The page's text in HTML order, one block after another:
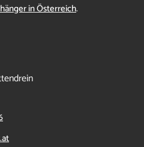
in Österreich.